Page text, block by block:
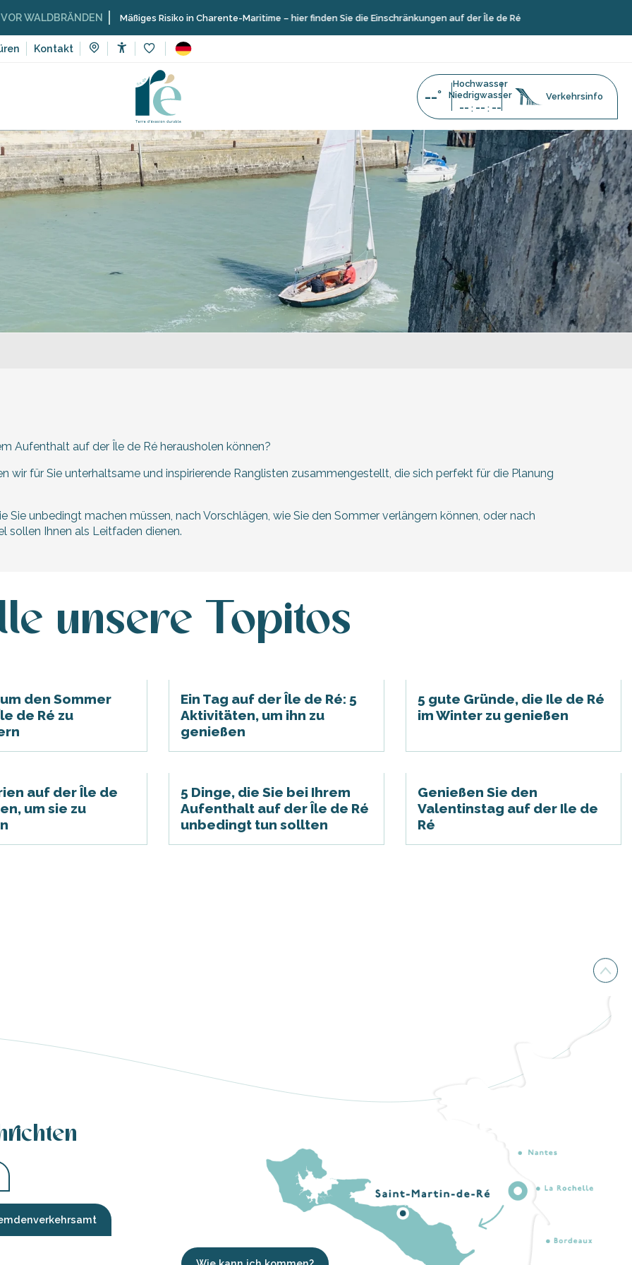
Kontakt
Mäßiges Risiko in Charente-Maritime – hier finden Sie die Einschränkungen auf der Île de Ré
--°
Hochwasser
Niedrigwasser
-- : -- : --
Verkehrsinfo
Aufenthalt auf der Île de Ré herausholen können?
wir für Sie unterhaltsame und inspirierende Ranglisten zusammengestellt, die sich perfekt für die Planung
Sie unbedingt machen müssen, nach Vorschlägen, wie Sie den Sommer verlängern können, oder nach
sollen Ihnen als Leitfaden dienen.
unsere Topitos
den Sommer
de Ré zu
Ein Tag auf der Île de Ré: 5
Aktivitäten, um ihn zu
genießen
5 gute Gründe, die Ile de Ré
im Winter zu genießen
auf der Île de
um sie zu
5 Dinge, die Sie bei Ihrem
Aufenthalt auf der Île de Ré
unbedingt tun sollten
Genießen Sie den
Valentinstag auf der Ile de
Ré